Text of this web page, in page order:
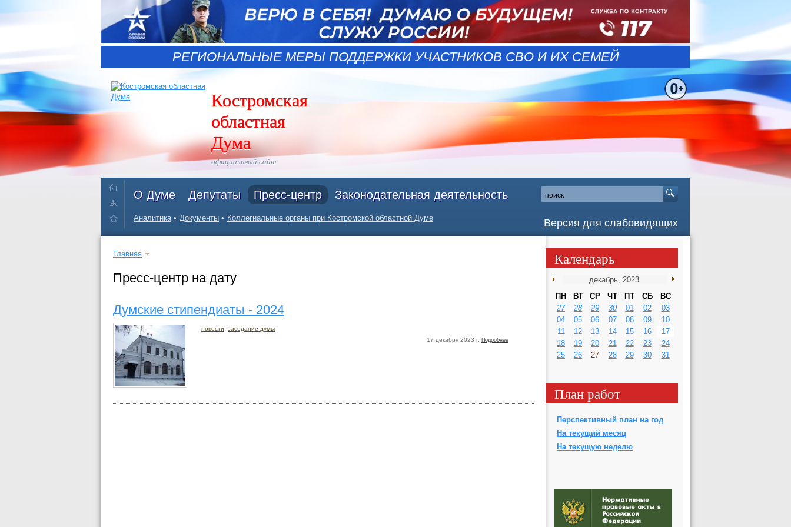
РЕГИОНАЛЬНЫЕ МЕРЫ ПОДДЕРЖКИ УЧАСТНИКОВ СВО И ИХ СЕМЕЙ
Костромская
областная
Дума
официальный сайт
Версия для слабовидящих
О Думе Депутаты Пресс-центр Законодательная деятельность
Аналитика Документы Коллегиальные органы при Костромской областной Думе
Главная
Пресс-центр на дату
Думские стипендиаты - 2024
новости
заседание думы
17 декабря 2023 г. Подробнее
Календарь
ПН ВТ СР ЧТ ПТ СБ
ВС
27
28 29 30 01 02
03
04
05 06 07 08 09
10
11
12 13 14 15 16
17
18
19 20 21 22 23
24
25
26 27 28 29 30 31
План работ
Перспективный план на год
На текущий месяц
На текущую неделю